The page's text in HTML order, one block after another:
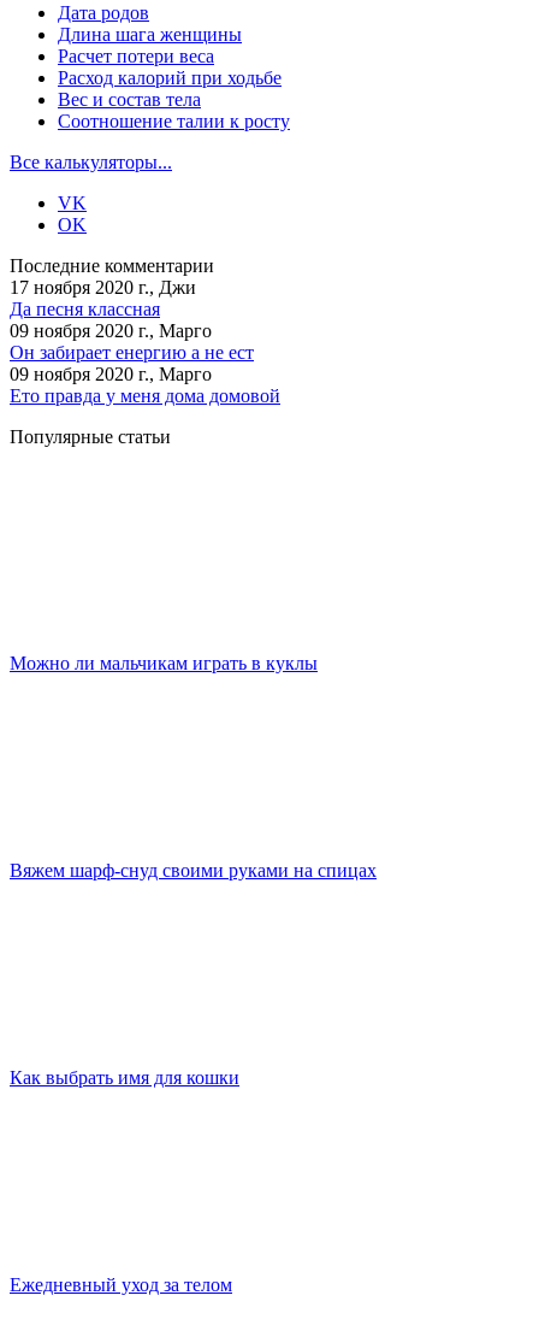
Дата родов
Длина шага женщины
Расчет потери веса
Расход калорий при ходьбе
Вес и состав тела
Соотношение талии к росту
Все калькуляторы...
VK
OK
Последние комментарии
17 ноября 2020 г., Джи
Да песня классная
09 ноября 2020 г., Марго
Он забирает енергию а не ест
09 ноября 2020 г., Марго
Ето правда у меня дома домовой
Популярные статьи
Можно ли мальчикам играть в куклы
Вяжем шарф-снуд своими руками на спицах
Как выбрать имя для кошки
Ежедневный уход за телом